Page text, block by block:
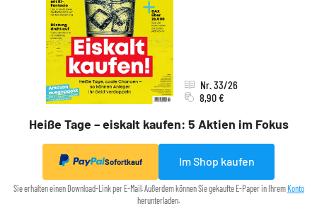
Heiße Tage – eiskalt kaufen: 5 Aktien im Fokus
Nr. 33/26
8,90 €
Sofortkauf Im Shop kaufen
Sie erhalten einen Download-Link per E-Mail. Außerdem können Sie gekaufte E-Paper in IhremKonto
herunterladen.